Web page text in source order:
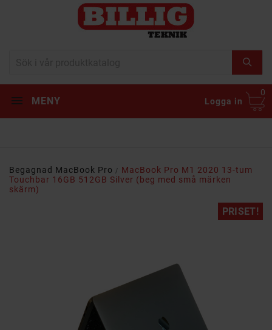
MENY Logga in
0
Begagnad MacBook Pro
MacBook Pro M1 2020 13-tum
Touchbar 16GB 512GB Silver (beg med små märken
skärm)
PRISET!